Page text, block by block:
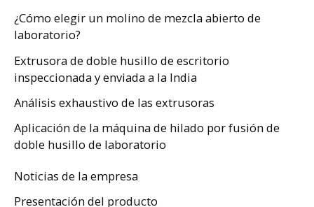
¿Cómo elegir un molino de mezcla abierto de
laboratorio?
Extrusora de doble husillo de escritorio
inspeccionada y enviada a la India
Análisis exhaustivo de las extrusoras
Aplicación de la máquina de hilado por fusión de
doble husillo de laboratorio
Noticias de la empresa
Presentación del producto